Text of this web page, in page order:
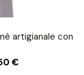
artigianale con
€